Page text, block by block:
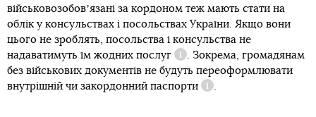
військовозобовʼязані за кордоном теж мають стати на
облік у консульствах і посольствах України. Якщо вони
цього не зроблять, посольства і консульства не
надаватимуть їм жодних послуг
Довідка
. Зокрема, громадянам
без військових документів не будуть переоформлювати
внутрішній чи закордонний паспорти
Довідка
.